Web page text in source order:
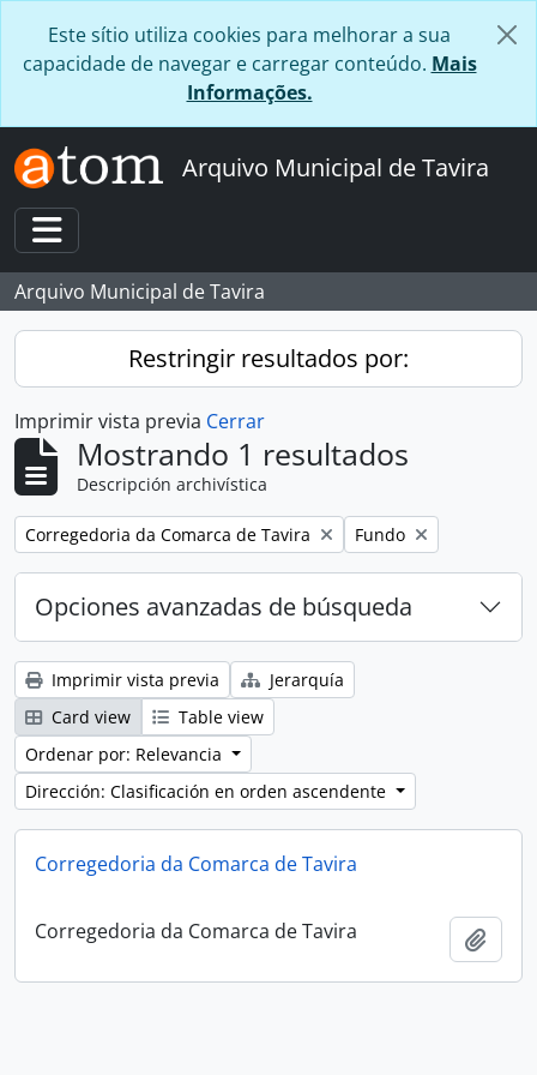
Este sítio utiliza cookies para melhorar a sua
capacidade de navegar e carregar conteúdo. Mais
Informações.
Arquivo Municipal de Tavira
Toggle navigation
Arquivo Municipal de Tavira
Restringir resultados por:
Imprimir vista previa Cerrar
Mostrando 1 resultados
Descripción archivística
Remove filter:
Corregedoria da Comarca de Tavira Remove filter:
Fundo
Opciones avanzadas de búsqueda
Imprimir vista previa
Jerarquía
Card view
Table view
Ordenar por: Relevancia
Dirección: Clasificación en orden ascendente
Corregedoria da Comarca de Tavira
Corregedoria da Comarca de Tavira